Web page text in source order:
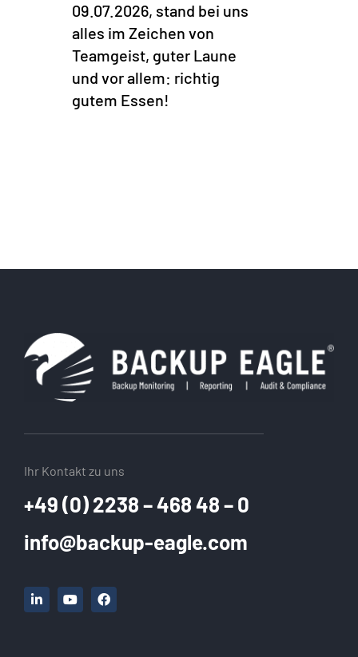
09.07.2026, stand bei uns
alles im Zeichen von
Teamgeist, guter Laune
und vor allem: richtig
gutem Essen!
Ihr Kontakt zu uns
+49 (0) 2238 – 468 48 – 0
info@backup-eagle.com